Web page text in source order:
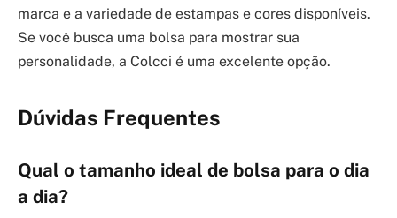
marca e a variedade de estampas e cores disponíveis.
Se você busca uma bolsa para mostrar sua
personalidade, a Colcci é uma excelente opção.
Dúvidas Frequentes
Qual o tamanho ideal de bolsa para o dia
a dia?